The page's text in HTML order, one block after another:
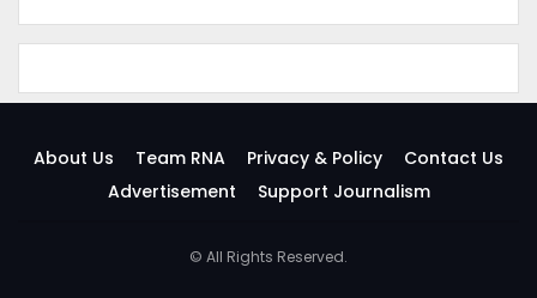
About Us Team RNA Privacy & Policy
Contact Us
Advertisement
Support Journalism
© All Rights Reserved.